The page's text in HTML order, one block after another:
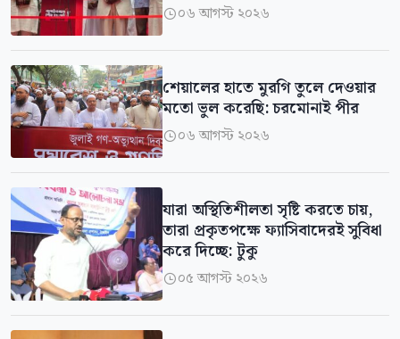
০৬ আগস্ট ২০২৬
শেয়ালের হাতে মুরগি তুলে দেওয়ার
মতো ভুল করেছি: চরমোনাই পীর
০৬ আগস্ট ২০২৬
যারা অস্থিতিশীলতা সৃষ্টি করতে চায়,
তারা প্রকৃতপক্ষে ফ্যাসিবাদেরই সুবিধা
করে দিচ্ছে: টুকু
০৫ আগস্ট ২০২৬